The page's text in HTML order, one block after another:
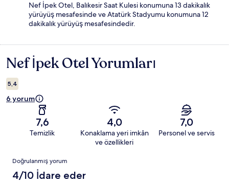
Nef İpek Otel, Balıkesir Saat Kulesi konumuna 13 dakikalık
yürüyüş mesafesinde ve Atatürk Stadyumu konumuna 12
dakikalık yürüyüş mesafesindedir.
Yorumlar
Nef İpek Otel Yorumları
5,4
6 yorum
7,6
Temizlik
4,0
Konaklama yeri imkân
ve özellikleri
7,0
Personel ve servis
Yorumlar
Doğrulanmış yorum
4/10 İdare eder